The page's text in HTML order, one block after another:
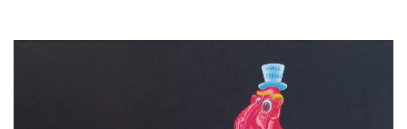
Vous aimerez peut-être les oeuvres